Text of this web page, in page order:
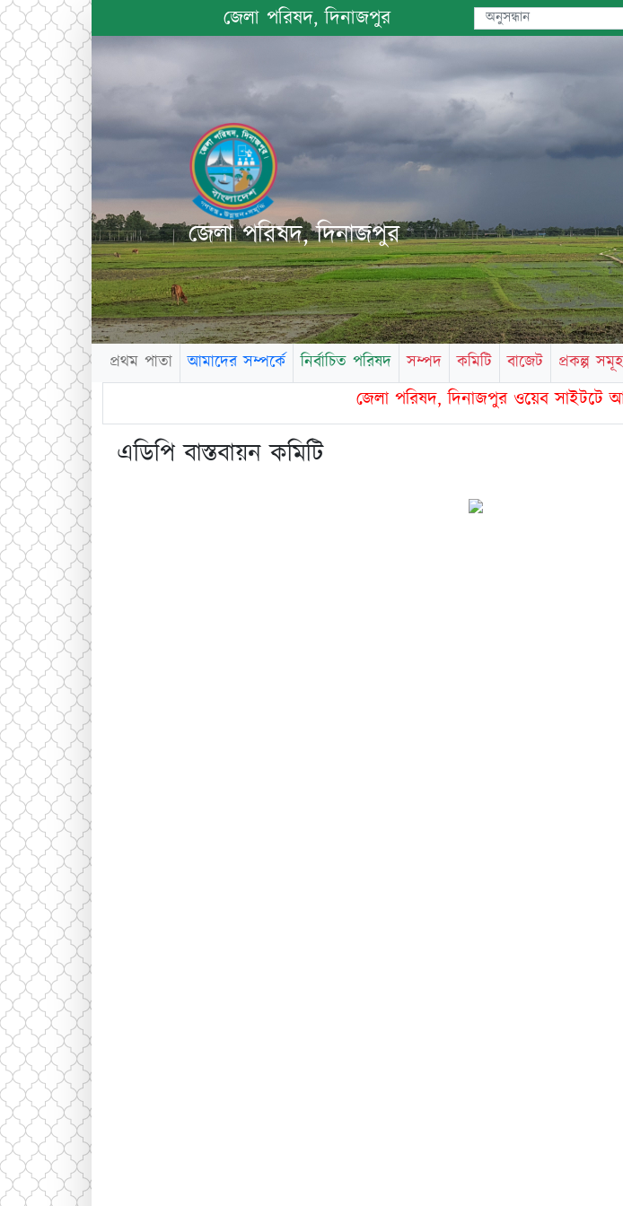
জেলা পরিষদ, দিনাজপুর
জেলা পরিষদ, দিনাজপুর
প্রথম পাতা আমাদের সম্পর্কে নির্বাচিত পরিষদ সম্পদ কমিটি বাজেট প্রকল্প সমূহ
জেলা পরিষদ, দিনাজপুর ওয়েব সাইটটে
এডিপি বাস্তবায়ন কমিটি